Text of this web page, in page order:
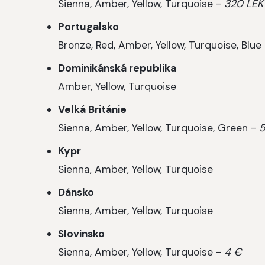
Sienna, Amber, Yellow, Turquoise - 320 LEK
Portugalsko
Bronze, Red, Amber, Yellow, Turquoise,
Dominikánská republika
Amber, Yellow, Turquoise
Velká Británie
Sienna, Amber, Yellow, Turquoise, Green -
Kypr
Sienna, Amber, Yellow, Turquoise
Dánsko
Sienna, Amber, Yellow, Turquoise
Slovinsko
Sienna, Amber, Yellow, Turquoise - 4 €